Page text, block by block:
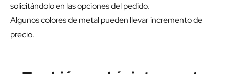
solicitándolo en las opciones del pedido.
Algunos colores de metal pueden llevar incremento de
precio.